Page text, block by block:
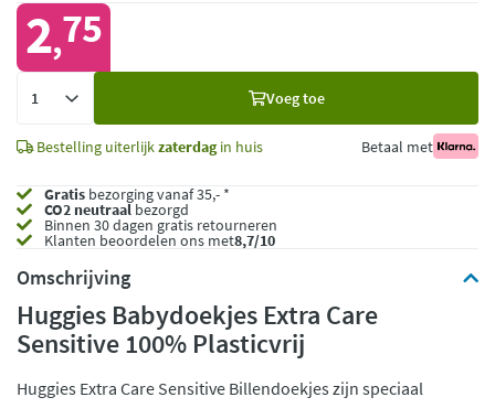
2,75
Voeg toe
Bestelling uiterlijkzaterdagin huis Betaal met
Gratis bezorging vanaf 35,- *
CO2 neutraalbezorgd
Binnen 30 dagen gratis retourneren
Klanten beoordelen ons met8,7/10
Omschrijving
Huggies Babydoekjes Extra Care
Sensitive 100% Plasticvrij
Huggies Extra Care Sensitive Billendoekjes zijn speciaal